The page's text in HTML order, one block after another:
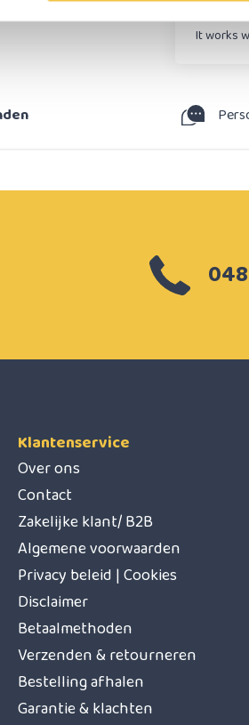
It works
Klantenservice
Over ons
Contact
Zakelijke klant/ B2B
Algemene voorwaarden
Privacy beleid | Cookies
Disclaimer
Betaalmethoden
Verzenden & retourneren
Bestelling afhalen
Garantie & klachten